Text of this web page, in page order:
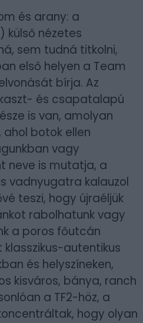
és arany: a
nézetes
sem tudná titkolni,
első helyen a Team
bírja. Az
és csapatalapú
is van, amolyan
botok ellen
vagy
neve is mutatja, a
vadnyugatra kalauzol
teszi, hogy újraéljük
rabolhatunk vagy
a poros főutcán
autentikus
és helyszíneken,
kisváros, bánya, ranch
a TF2-höz, a
hogy olyan